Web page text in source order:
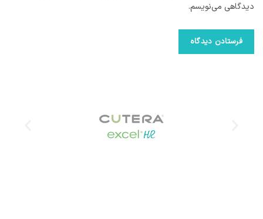
دیدگاهی می‌نویسم.